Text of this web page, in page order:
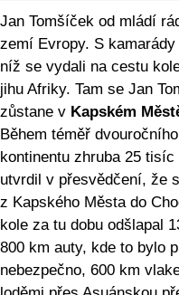
Jan Tomšíček od mládí
zemí Evropy. S
níž se vydali na cestu
jihu Afriky. Tam se Jan
zůstane v Kapském
Během téměř
kontinentu zhruba 25
utvrdil v přesvědčení, že
z Kapského Města do
kole za tu dobu odšlapal
800 km auty, kde to bylo
nebezpečno, 600 km